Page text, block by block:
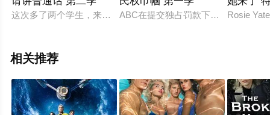
这次多了两个学生，来自匈牙利的Zoltan和来自瑞典的Ingrid美
ABC在提交独占罚款下，宣布开发诗
Rosie
相关推荐